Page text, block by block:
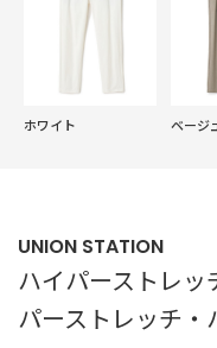
ホワイト ベージ
UNION STATION
ハイパーストレ
パーストレッチ